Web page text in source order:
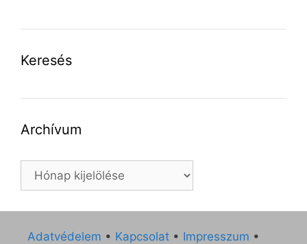
Keresés
Archívum
Archívum
Adatvédelem • Kapcsolat • Impresszum •